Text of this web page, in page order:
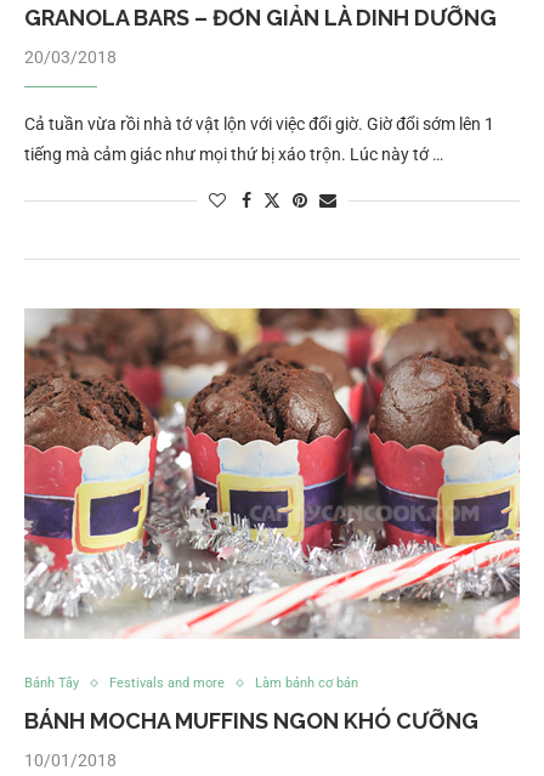
GRANOLA BARS – ĐƠN GIẢN LÀ DINH DƯỠNG
20/03/2018
Cả tuần vừa rồi nhà tớ vật lộn với việc đổi giờ. Giờ đổi sớm lên 1
tiếng mà cảm giác như mọi thứ bị xáo trộn. Lúc này tớ …
Bánh Tây Festivals and more Làm bánh cơ bản
BÁNH MOCHA MUFFINS NGON KHÓ CƯỠNG
10/01/2018